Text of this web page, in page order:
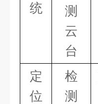
统
测
云
台
定
位
检
测